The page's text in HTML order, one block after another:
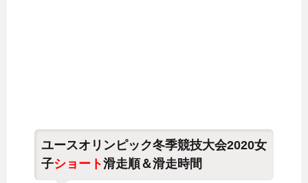
ユースオリンピック冬季競技大会2020女
子ショート滑走順＆滑走時間